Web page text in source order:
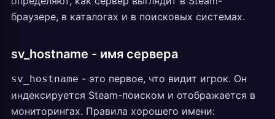
браузере, в каталогах и в поисковых системах.
sv_hostname - имя сервера
sv_hostname - это первое, что видит игрок. Он
индексируется Steam-поиском и отображается в
мониторингах. Правила хорошего имени: